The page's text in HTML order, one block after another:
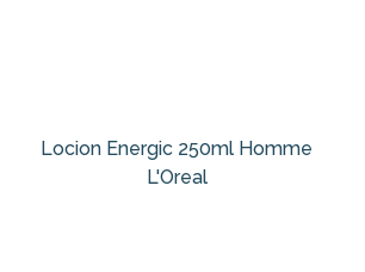
Locion Energic 250ml Homme
L'Oreal